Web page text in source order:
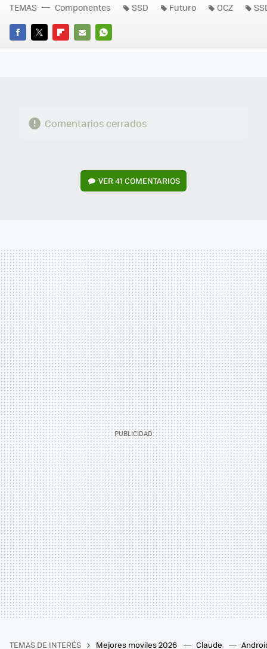
FACEBOOK
TWITTERFLIPBOARD
E-
WHATSAPP
TEMAS Componentes SSD Futuro OCZ
Comentarios cerrados
VER41 COMENTARIOS
TEMAS DE INTERÉS Mejores moviles 2026 Claude